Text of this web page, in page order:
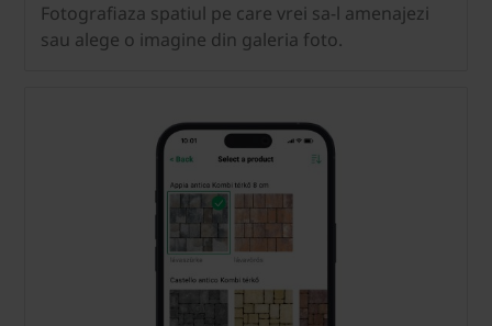
Fotografiaza spatiul pe care vrei sa-l amenajezi
sau alege o imagine din galeria foto.